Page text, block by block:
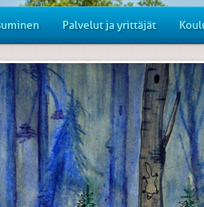
Palvelut ja yrittäjät